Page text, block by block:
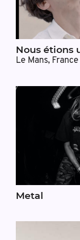
Nous étions
Le Mans, France
Metal